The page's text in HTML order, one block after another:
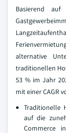
Basierend
alternative
traditionellen
53 % im Jahr
mit einer CAGR
Traditionelle
auf die
Commerce